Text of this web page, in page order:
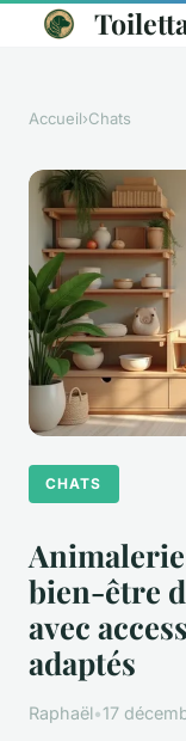
Accueil›Chats
CHATS
bien-être
avec
adaptés
Raphaël•17